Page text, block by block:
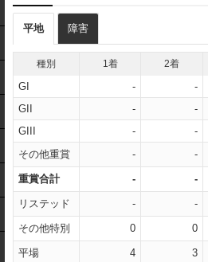
平地 障害
種別 1着 2着
GI - -
GII
- -
GIII
- -
その他重賞
- -
重賞合計 - -
リステッド - -
その他特別 0 0
平場 4 3